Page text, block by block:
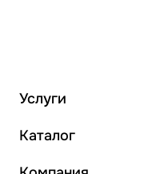
Услуги
Каталог